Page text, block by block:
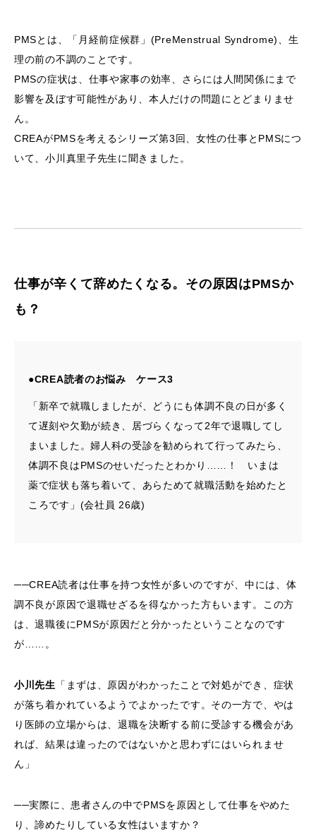
PMSとは、「月経前症候群」(PreMenstrual Syndrome)、生
理の前の不調のことです。
PMSの症状は、仕事や家事の効率、さらには人間関係にまで
影響を及ぼす可能性があり、本人だけの問題にとどまりませ
ん。
CREAがPMSを考えるシリーズ第3回、女性の仕事とPMSにつ
いて、小川真里子先生に聞きました。
仕事が辛くて辞めたくなる。その原因はPMSか
も？
●CREA読者のお悩み ケース3
「新卒で就職しましたが、どうにも体調不良の日が多く
て遅刻や欠勤が続き、居づらくなって2年で退職してし
まいました。婦人科の受診を勧められて行ってみたら、
体調不良はPMSのせいだったとわかり……！ いまは
薬で症状も落ち着いて、あらためて就職活動を始めたと
ころです」(会社員 26歳)
──CREA読者は仕事を持つ女性が多いのですが、中には、体
調不良が原因で退職せざるを得なかった方もいます。この方
は、退職後にPMSが原因だと分かったということなのです
が……。
小川先生
「まずは、原因がわかったことで対処ができ、症状
が落ち着かれているようでよかったです。その一方で、やは
り医師の立場からは、退職を決断する前に受診する機会があ
れば、結果は違ったのではないかと思わずにはいられませ
ん」
──実際に、患者さんの中でPMSを原因として仕事をやめた
り、諦めたりしている女性はいますか？